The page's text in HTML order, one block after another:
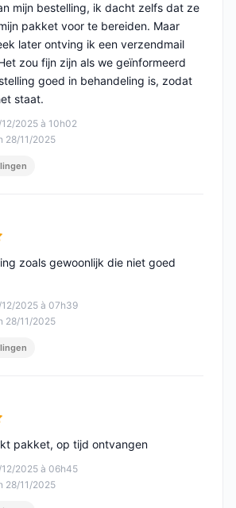
2025 à 10h02
28/11/2025
mijn bestelling, ik dacht zelfs dat ze
pakket voor te bereiden. Maar
later ontving ik een verzendmail
zou fijn zijn als we geïnformeerd
goed in behandeling is, zodat
staat.
5 van 5
2025 à 07h39
28/11/2025
zoals gewoonlijk die niet goed
5 van 5
2025 à 06h45
28/11/2025
pakket, op tijd ontvangen